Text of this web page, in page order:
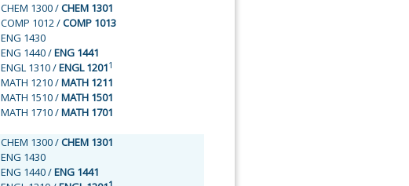
CHEM 1300 /CHEM 1301
COMP 1012 /COMP 1013
ENG 1430
ENG 1440 /ENG 1441
ENGL 1310 /ENGL 12011
MATH 1210 /MATH 1211
MATH 1510 /MATH 1501
MATH 1710 /MATH 1701
CHEM 1300 /CHEM 1301
ENG 1430
ENG 1440 /ENG 1441